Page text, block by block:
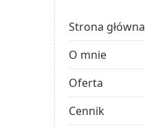
Strona główna
O mnie
Oferta
Cennik